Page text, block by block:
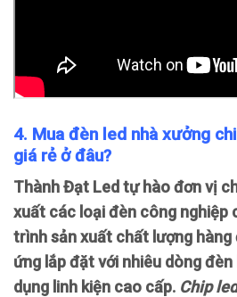
4. Mua đèn led nhà xưởng
giá rẻ ở đâu?
Thành Đạt Led tự hào đơn vị
xuất các loại đèn công nghiệp
trình sản xuất chất lượng hàng
ứng lắp đặt với nhiêu dòng
dụng linh kiện cao cấp. Chip